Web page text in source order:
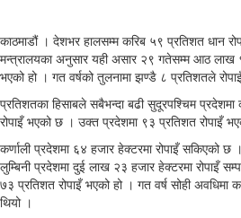
काठमाडौं । देशभर हालसम्म करिब ५९ प्रतिशत धान
मन्त्रालयका अनुसार यही असार २९ गतेसम्म आठ लाख
भएको हो । गत वर्षको तुलनामा झण्डै ८ प्रतिशतले
प्रतिशतका हिसाबले सबैभन्दा बढी सुदूरपश्चिम
रोपाइँ भएको छ । उक्त प्रदेशमा ९३ प्रतिशत रोपाइँ
कर्णाली प्रदेशमा ६४ हजार हेक्टरमा रोपाइँ सकिएको
लुम्बिनी प्रदेशमा दुई लाख २३ हजार हेक्टरमा रोपाइँ
७३ प्रतिशत रोपाइँ भएको हो । गत वर्ष सोही अवधिमा
थियो ।